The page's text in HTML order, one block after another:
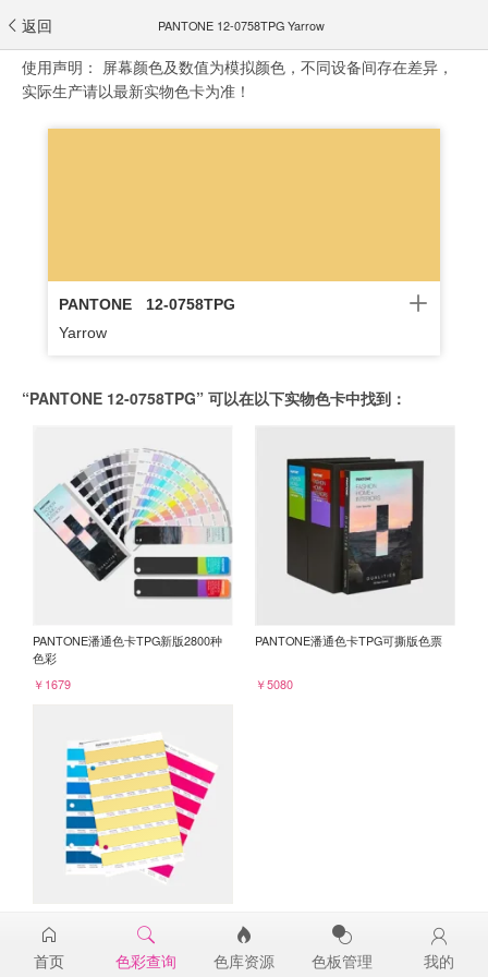
返回 PANTONE 12-0758TPG Yarrow
使用声明： 屏幕颜色及数值为模拟颜色，不同设备间存在差异，
实际生产请以最新实物色卡为准！
PANTONE
12-0758TPG
Yarrow
“PANTONE 12-0758TPG” 可以在以下实物色卡中找到：
PANTONE潘通色卡TPG新版2800种
色彩
￥1679
PANTONE潘通色卡TPG可撕版色票
￥5080
12-0758TPG
￥98
首页 色彩查询 色库资源 色板管理 我的